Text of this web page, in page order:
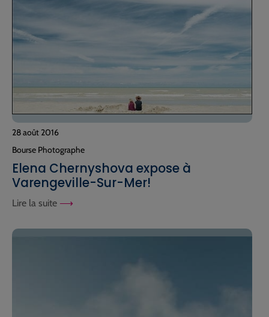
28 août 2016
Bourse Photographe
Elena Chernyshova expose à
Varengeville-Sur-Mer!
Lire la suite